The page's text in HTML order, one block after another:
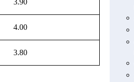
3.90
4.00
3.80